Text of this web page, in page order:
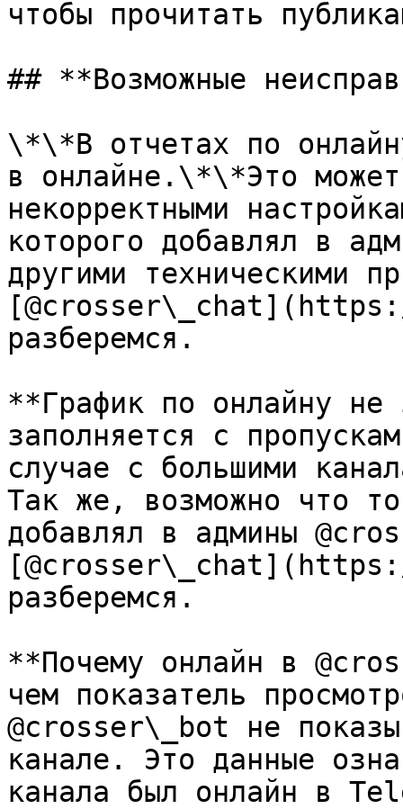
чтобы прочитать
## **Возможные
\*\*В отчетах по
в онлайне.\*\*Это
некорректными
которого добавлял в
другими техническими
разберемся.
**График по онлайну не
заполняется с
случае с большими
Так же, возможно что
добавлял в админы
разберемся.
**Почему онлайн в
чем показатель
@crosser\_bot не
канале. Это данные
канала был онлайн в